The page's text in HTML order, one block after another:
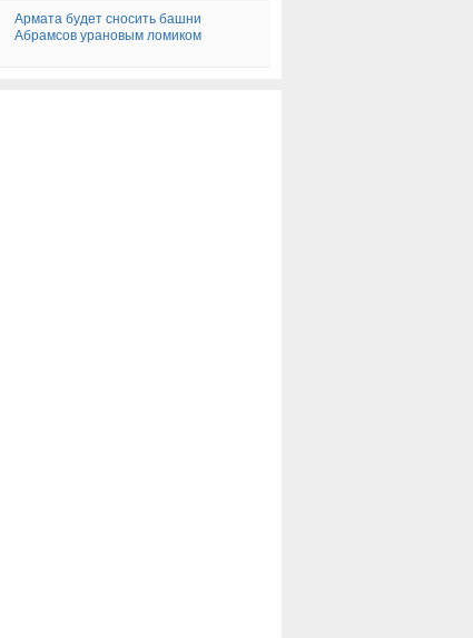
Армата будет сносить башни
Абрамсов урановым ломиком